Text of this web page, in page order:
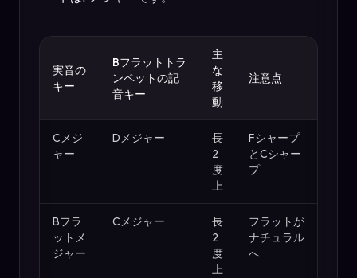
実音の
キー
Bフラットトラ
ンペットの記
音キー
主
な
移
動
注意点
Cメジ
ャー
Dメジャー
長
2
度
上
Fシャープ
とCシャー
プ
Bフラ
ットメ
ジャー
Cメジャー
長
2
度
上
フラットが
ナチュラル
へ